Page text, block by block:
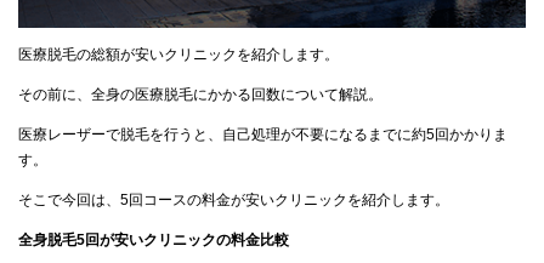
医療脱毛の総額が安いクリニックを紹介します。
その前に、全身の医療脱毛にかかる回数について解説。
医療レーザーで脱毛を行うと、自己処理が不要になるまでに約5回かかりま
す。
そこで今回は、5回コースの料金が安いクリニックを紹介します。
全身脱毛5回が安いクリニックの料金比較